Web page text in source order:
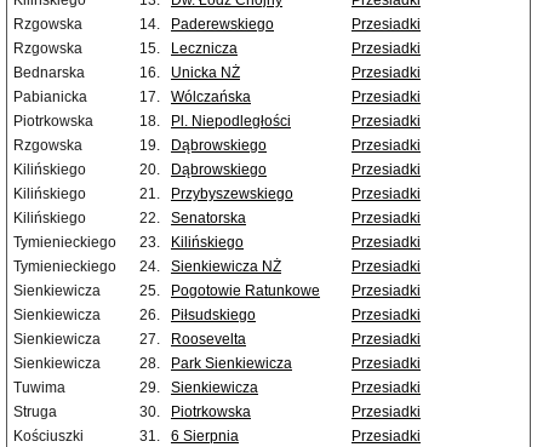
Rzgowska
14. Paderewskiego
Przesiadki
Rzgowska
15. Lecznicza
Przesiadki
Bednarska
16. Unicka NŻ
Przesiadki
Pabianicka
17. Wólczańska
Przesiadki
Piotrkowska
18. Pl. Niepodległości
Przesiadki
Rzgowska
19. Dąbrowskiego
Przesiadki
Kilińskiego
20. Dąbrowskiego
Przesiadki
Kilińskiego
21. Przybyszewskiego
Przesiadki
Kilińskiego
22. Senatorska
Przesiadki
Tymienieckiego
23. Kilińskiego
Przesiadki
Tymienieckiego
24. Sienkiewicza NŻ
Przesiadki
Sienkiewicza
25. Pogotowie Ratunkowe
Przesiadki
Sienkiewicza
26. Piłsudskiego
Przesiadki
Sienkiewicza
27. Roosevelta
Przesiadki
Sienkiewicza
28. Park Sienkiewicza
Przesiadki
Tuwima
29. Sienkiewicza
Przesiadki
Struga
30. Piotrkowska
Przesiadki
Kościuszki
31. 6 Sierpnia
Przesiadki